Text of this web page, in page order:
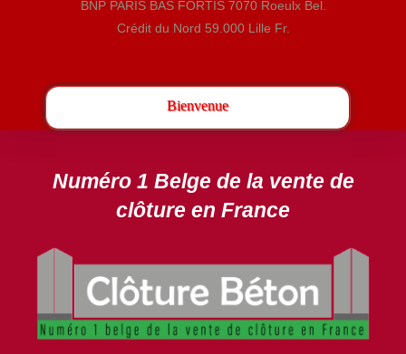
BNP PARIS BAS FORTIS 7070 Roeulx Bel.
Crédit du Nord 59.000 Lille Fr.
Bienvenue
projet.
Numéro 1 Belge de la vente de
clôture en France